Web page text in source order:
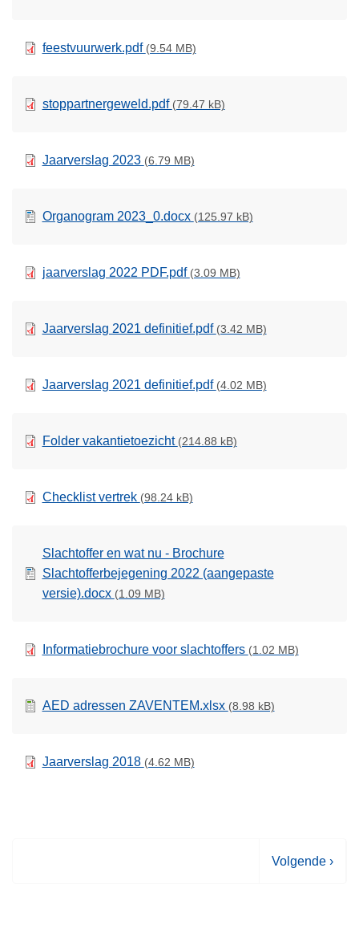
feestvuurwerk.pdf (9.54 MB)
stoppartnergeweld.pdf (79.47 kB)
Jaarverslag 2023 (6.79 MB)
Organogram 2023_0.docx (125.97 kB)
jaarverslag 2022 PDF.pdf (3.09 MB)
Jaarverslag 2021 definitief.pdf (3.42 MB)
Jaarverslag 2021 definitief.pdf (4.02 MB)
Folder vakantietoezicht (214.88 kB)
Checklist vertrek (98.24 kB)
Slachtoffer en wat nu - Brochure
Slachtofferbejegening 2022 (aangepaste
versie).docx (1.09 MB)
Informatiebrochure voor slachtoffers (1.02 MB)
AED adressen ZAVENTEM.xlsx (8.98 kB)
Jaarverslag 2018 (4.62 MB)
V
Volgende ›